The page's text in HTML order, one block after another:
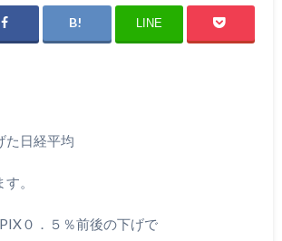
LINE
た 日経平均
。
０．５％前後の下げで